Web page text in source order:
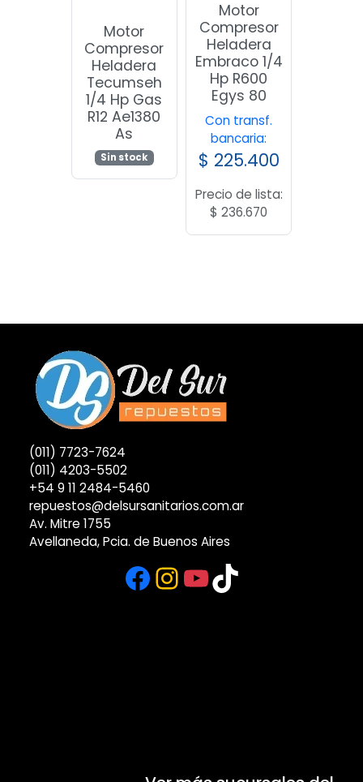
Motor
Compresor
Heladera
Tecumseh
1/4 Hp Gas
R12 Ae1380
As
Sin stock
Motor
Compresor
Heladera
Embraco 1/4
Hp R600
Egys 80
Con transf.
bancaria:
$ 225.400
Precio de lista:
$ 236.670
(011) 7723-7624
(011) 4203-5502
+54 9 11 2484-5460
repuestos@delsursanitarios.com.ar
Av. Mitre 1755
Avellaneda, Pcia. de Buenos Aires
Facebook
Instagram
YouTube
TikTok